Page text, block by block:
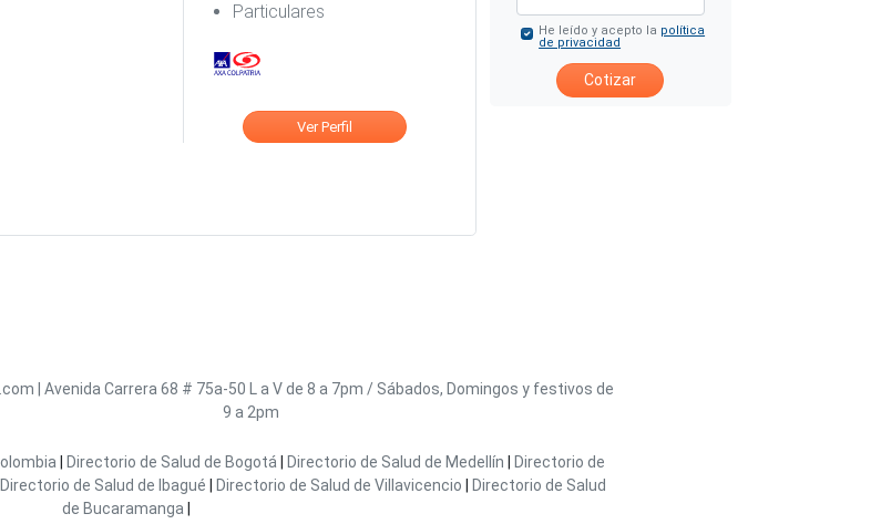
Particulares
Ver Perfil
He leído y acepto la política
de privacidad
Cotizar
Avenida Carrera 68 # 75a-50 L a V de 8 a 7pm / Sábados, Domingos y festivos de
9 a 2pm
Directorio de Salud de Bogotá Directorio de Salud de Medellín
Directorio de
Directorio de Salud de Ibagué Directorio de Salud de Villavicencio
Directorio de Salud
de Bucaramanga